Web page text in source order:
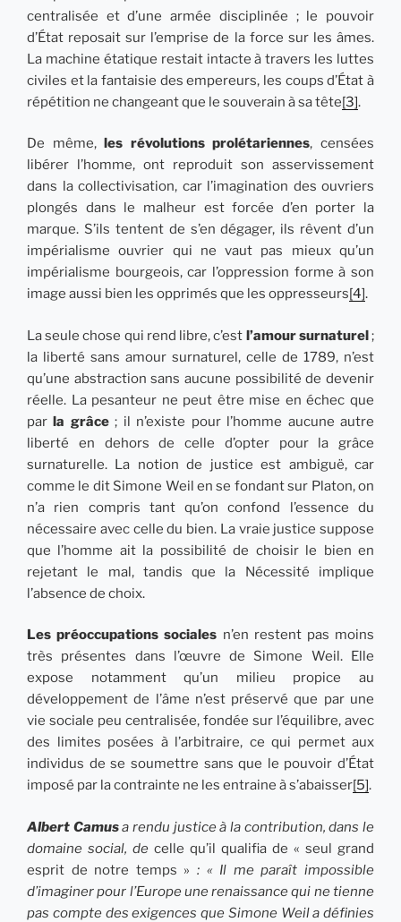
centralisée et d’une armée disciplinée ; le pouvoir
d’État reposait sur l’emprise de la force sur les âmes.
La machine étatique restait intacte à travers les luttes
civiles et la fantaisie des empereurs, les coups d’État à
répétition ne changeant que le souverain à sa tête[3].
De même,les révolutions prolétariennes, censées
libérer l’homme, ont reproduit son asservissement
dans la collectivisation, car l’imagination des ouvriers
plongés dans le malheur est forcée d’en porter la
marque. S’ils tentent de s’en dégager, ils rêvent d’un
impérialisme ouvrier qui ne vaut pas mieux qu’un
impérialisme bourgeois, car l’oppression forme à son
image aussi bien les opprimés que les oppresseurs[4].
La seule chose qui rend libre, c’est l’amour surnaturel;
la liberté sans amour surnaturel, celle de 1789, n’est
qu’une abstraction sans aucune possibilité de devenir
réelle. La pesanteur ne peut être mise en échec que
parla grâce; il n’existe pour l’homme aucune autre
liberté en dehors de celle d’opter pour la grâce
surnaturelle. La notion de justice est ambiguë, car
comme le dit Simone Weil en se fondant sur Platon, on
n’a rien compris tant qu’on confond l’essence du
nécessaire avec celle du bien. La vraie justice suppose
que l’homme ait la possibilité de choisir le bien en
rejetant le mal, tandis que la Nécessité implique
l’absence de choix.
Les préoccupations sociales n’en restent pas moins
très présentes dans l’œuvre de Simone Weil. Elle
expose notamment qu’un milieu propice au
développement de l’âme n’est préservé que par une
vie sociale peu centralisée, fondée sur l’équilibre, avec
des limites posées à l’arbitraire, ce qui permet aux
individus de se soumettre sans que le pouvoir d’État
imposé par la contrainte ne les entraine à s’abaisser[5].
Albert Camusa rendu justice à la contribution, dans le
domaine social, de celle qu’il qualifia de « seul grand
esprit de notre temps » : « Il me paraît impossible
d’imaginer pour l’Europe une renaissance qui ne tienne
pas compte des exigences que Simone Weil a définies